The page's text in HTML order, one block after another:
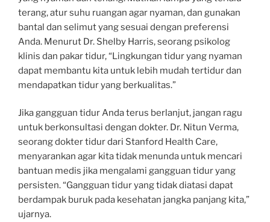
terang, atur suhu ruangan agar nyaman, dan gunakan
bantal dan selimut yang sesuai dengan preferensi
Anda. Menurut Dr. Shelby Harris, seorang psikolog
klinis dan pakar tidur, “Lingkungan tidur yang nyaman
dapat membantu kita untuk lebih mudah tertidur dan
mendapatkan tidur yang berkualitas.”
Jika gangguan tidur Anda terus berlanjut, jangan ragu
untuk berkonsultasi dengan dokter. Dr. Nitun Verma,
seorang dokter tidur dari Stanford Health Care,
menyarankan agar kita tidak menunda untuk mencari
bantuan medis jika mengalami gangguan tidur yang
persisten. “Gangguan tidur yang tidak diatasi dapat
berdampak buruk pada kesehatan jangka panjang kita,”
ujarnya.